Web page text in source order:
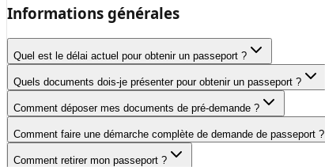
Informations générales
Quel est le délai actuel pour obtenir un passeport ?
Quels documents dois-je présenter pour obtenir un passeport ?
Comment déposer mes documents de pré-demande ?
Comment faire une démarche complète de demande de passeport ?
Comment retirer mon passeport ?